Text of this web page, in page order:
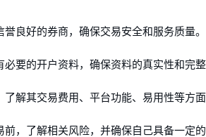
良好的券商，确保交易安全和服务质量
要的开户资料，确保资料的真实性和完整
解其交易费用、平台功能、易用性等方面
，了解相关风险，并确保自己具备一定的